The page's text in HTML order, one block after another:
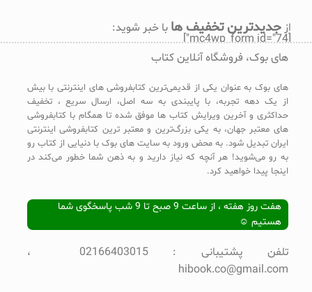
از جدیدترین تخفیف ها با خبر شوید:
[mc4wp_form id="74"]
های بوک، فروشگاه آنلاین کتاب
های بوک به عنوان یکی از قدیمی‌ترین کتابفروشی های اینترنتی با بیش
از یک دهه تجربه، با پایبندی به سه اصل، ارسال سریع ، تخفیف
حداکثری و آخرین ویرایش کتاب ها موفق شده تا همگام با کتابفروشی
های معتبر جهان، به یکی بزرگ‌ترین و معتبر ترین کتابفروشی اینترنتی
ایران تبدیل شود. به محض ورود به سایت های بوک با دنیایی از کتاب رو
به رو می‌شوید! هر آنچه که نیاز دارید و به ذهن شما خطور می‌کند در
اینجا پیدا خواهید کرد.
هفت روز هفته ، از ساعت 9 صبح تا 9 شب پاسخگوی شما
هستیم ☺
تلفن پشتیبانی : 02166403015 ،
hibook.co@gmail.com